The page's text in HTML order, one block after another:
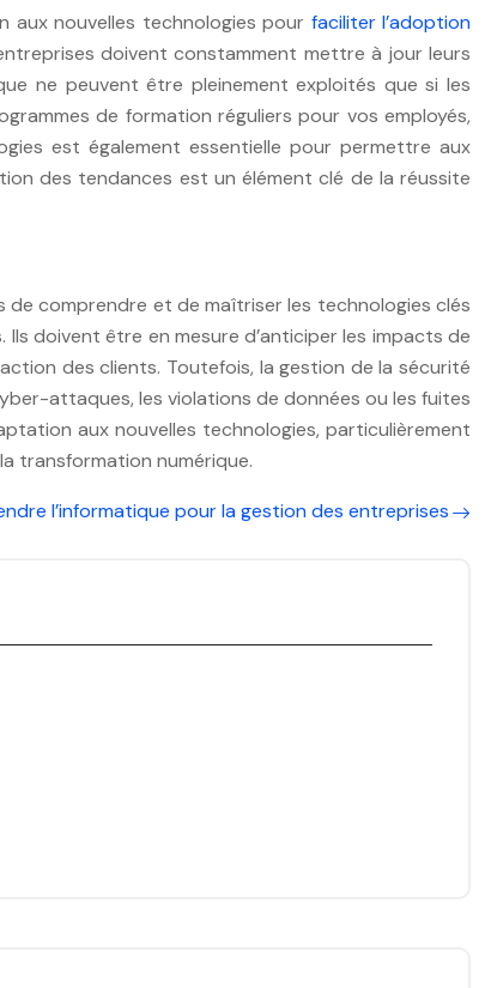
aux nouvelles technologies pour faciliter l’adoption
doivent constamment mettre à jour leurs
ne peuvent être pleinement exploités que si les
de formation réguliers pour vos employés,
est également essentielle pour permettre aux
des tendances est un élément clé de la réussite
de comprendre et de maîtriser les technologies clés
doivent être en mesure d’anticiper les impacts de
des clients. Toutefois, la gestion de la sécurité
attaques, les violations de données ou les fuites
aux nouvelles technologies, particulièrement
transformation numérique.
l’informatique pour la gestion des entreprises